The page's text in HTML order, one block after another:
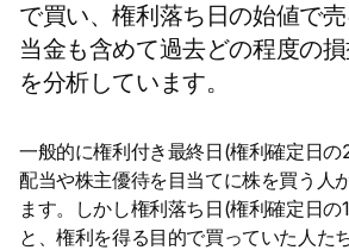
で買い、権利落ち日の始値で
当金も含めて過去どの程度の
を分析しています。
一般的に権利付き最終日(権利確定日の
配当や株主優待を目当てに株を買う人
ます。しかし権利落ち日(権利確定日の
と、権利を得る目的で買っていた人た